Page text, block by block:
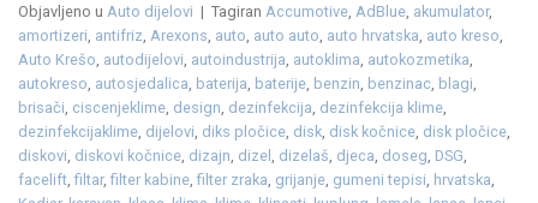
Objavljeno u Auto dijelovi | Tagiran Accumotive AdBlue akumulator,
amortizeri antifriz Arexons auto auto auto auto hrvatska auto kreso
Auto Krešo autodijelovi autoindustrija autoklima autokozmetika
autokreso autosjedalica baterija baterije benzin benzinac blagi
brisači ciscenjeklime design dezinfekcija dezinfekcija klime
dezinfekcijaklime dijelovi diks pločice disk disk kočnice disk pločice
diskovi diskovi kočnice dizajn dizel dizelaš djeca doseg DSG
facelift ,filtar,filter kabine ,filter zraka grijanje gumeni tepisi hrvatska